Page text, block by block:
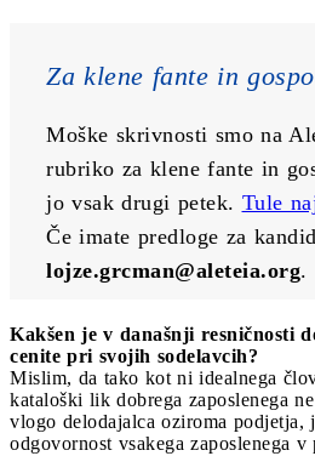
Za klene fante in
Moške skrivnosti smo na
rubriko za klene fante in
jo vsak drugi petek. Tule
lojze.grcman@aleteia.org.
Kakšen je v današnji resničnosti
cenite pri svojih sodelavcih?
Mislim, da tako kot ni idealnega
kataloški lik dobrega zaposlenega
vlogo delodajalca oziroma podjetja,
odgovornost vsakega zaposlenega v